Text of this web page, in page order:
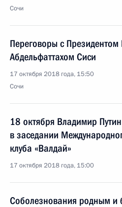
Сочи
Переговоры с Президентом
Абдельфаттахом Сиси
17 октября 2018 года, 15:50
Сочи
18 октября Владимир
в заседании
клуба «Валдай»
17 октября 2018 года, 15:00
Соболезнования родным и